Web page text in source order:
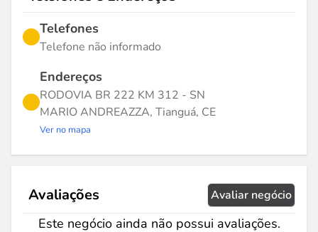
Telefones
Telefone não informado
Endereços
RODOVIA BR 222 KM 312 - SN
MARIO ANDREAZZA, Tianguá, CE
Ver no mapa
Avaliações Avaliar negócio
Este negócio ainda não possui avaliações.